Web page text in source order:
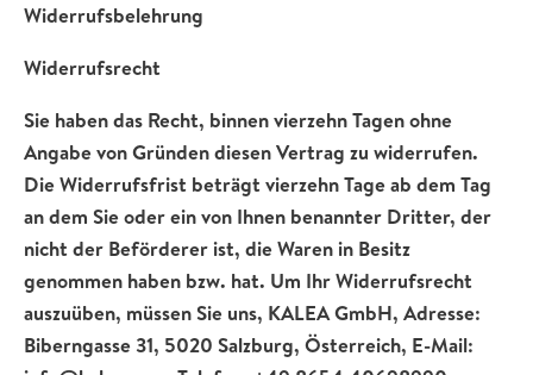
Widerrufsbelehrung
Widerrufsrecht
Sie haben das Recht, binnen vierzehn Tagen ohne
Angabe von Gründen diesen Vertrag zu widerrufen.
Die Widerrufsfrist beträgt vierzehn Tage ab dem Tag
an dem Sie oder ein von Ihnen benannter Dritter, der
nicht der Beförderer ist, die Waren in Besitz
genommen haben bzw. hat. Um Ihr Widerrufsrecht
auszuüben, müssen Sie uns, KALEA GmbH, Adresse:
Biberngasse 31, 5020 Salzburg, Österreich, E-Mail: